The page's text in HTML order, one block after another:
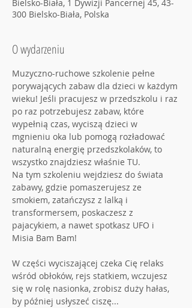
Bielsko-Biała, 1 Dywizji Pancernej 45, 43-
300 Bielsko-Biała, Polska
O wydarzeniu
Muzyczno-ruchowe szkolenie pełne
porywających zabaw dla dzieci w każdym
wieku! Jeśli pracujesz w przedszkolu i raz
po raz potrzebujesz zabaw, które
wypełnią czas, wyciszą dzieci w
mgnieniu oka lub pomogą rozładować
naturalną energię przedszkolaków, to
wszystko znajdziesz właśnie TU.
Na tym szkoleniu wejdziesz do świata
zabawy, gdzie pomaszerujesz ze
smokiem, zatańczysz z lalką i
transformersem, poskaczesz z
pajacykiem, a nawet spotkasz UFO i
Misia Bam Bam!
W części wyciszającej czeka Cię relaks
wśród obłoków, rejs statkiem, wczujesz
się w rolę nasionka, zrobisz duży hałas,
by później usłyszeć ciszę...